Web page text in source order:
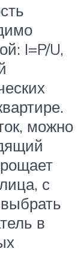
I=P/U,
можно
с
в